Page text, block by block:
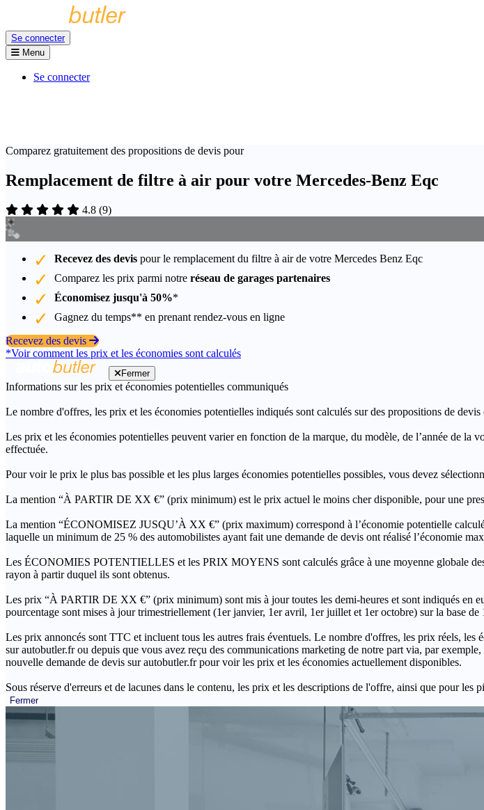
Se connecter
Menu
Se connecter
Comparez gratuitement des propositions de devis pour
Remplacement de filtre à air pour votre Mercedes-Benz Eqc
4.8 (9)
Recevez des devis pour le remplacement du filtre à air de votre Mercedes Benz Eqc
Comparez les prix parmi notre réseau de garages partenaires
Économisez jusqu'à 50%*
Gagnez du temps** en prenant rendez-vous en ligne
Recevez des devis
*Voir comment les prix et les économies sont calculés
Fermer
Informations sur les prix et économies potentielles communiqués
Le nombre d'offres, les prix et les économies potentielles indiqués sont calculés sur des propositions de
Les prix et les économies potentielles peuvent varier en fonction de la marque, du modèle, de l’année de
effectuée.
Pour voir le prix le plus bas possible et les plus larges économies potentielles possibles, vous devez
La mention “À PARTIR DE XX €” (prix minimum) est le prix actuel le moins cher disponible, pour une
La mention “ÉCONOMISEZ JUSQU’À XX €” (prix maximum) correspond à l’économie potentielle
laquelle un minimum de 25 % des automobilistes ayant fait une demande de devis ont réalisé l’économie
Les ÉCONOMIES POTENTIELLES et les PRIX MOYENS sont calculés grâce à une moyenne globale
rayon à partir duquel ils sont obtenus.
Les prix “À PARTIR DE XX €” (prix minimum) sont mis à jour toutes les demi-heures et sont indiqués en
pourcentage sont mises à jour trimestriellement (1er janvier, 1er avril, 1er juillet et 1er octobre) sur la base
Les prix annoncés sont TTC et incluent tous les autres frais éventuels. Le nombre d'offres, les prix réels,
sur autobutler.fr ou depuis que vous avez reçu des communications marketing de notre part via, par
nouvelle demande de devis sur autobutler.fr pour voir les prix et les économies actuellement disponibles.
Sous réserve d'erreurs et de lacunes dans le contenu, les prix et les descriptions de l'offre, ainsi que pour les
Fermer